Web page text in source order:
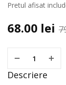
Pretul afisat
68.00 lei
Descriere